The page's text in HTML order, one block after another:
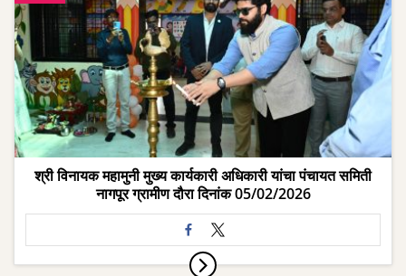
श्री विनायक महामुनी मुख्य कार्यकारी अधिकारी यांचा पंचायत समिती
नागपूर ग्रामीण दौरा दिनांक 05/02/2026